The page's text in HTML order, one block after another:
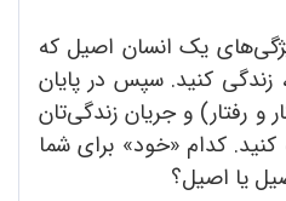
یک انسان اصیل که
کنید. سپس در پایان
و رفتار) و جریان زندگی‌تان
کنید. کدام «خود» برای شما
یا اصیل؟